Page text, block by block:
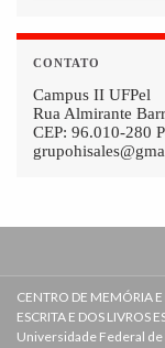
CONTATO
Campus II UFPel
Rua Almirante
CEP: 96.010-280
CENTRO DE MEMÓRIA
ESCRITA E DOS LIVROS
Universidade Federal de